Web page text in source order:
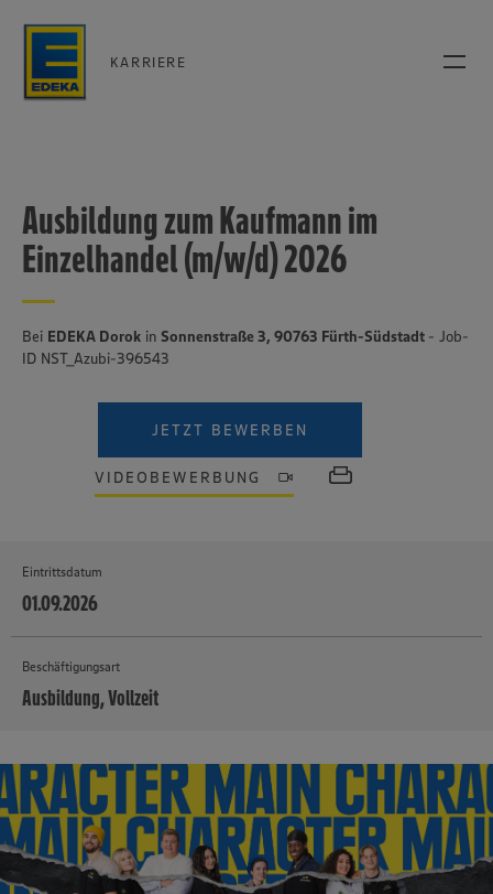
KARRIERE
Ausbildung zum Kaufmann im
Einzelhandel (m/w/d) 2026
Bei EDEKA Dorok in Sonnenstraße 3, 90763 Fürth-Südstadt - Job-
ID NST_Azubi-396543
JETZT BEWERBEN
VIDEOBEWERBUNG
Eintrittsdatum
01.09.2026
Beschäftigungsart
Ausbildung, Vollzeit